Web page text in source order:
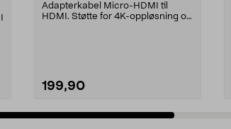
Adapterkabel Micro-HDMI til
HDMI. Støtte for 4K-oppløsning og
199,90